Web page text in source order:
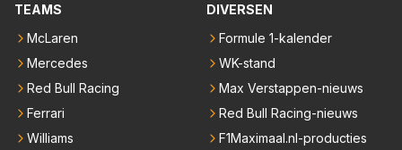
TEAMS
McLaren
Mercedes
Red Bull Racing
Ferrari
Williams
DIVERSEN
Formule 1-kalender
WK-stand
Max Verstappen-nieuws
Red Bull Racing-nieuws
F1Maximaal.nl-producties